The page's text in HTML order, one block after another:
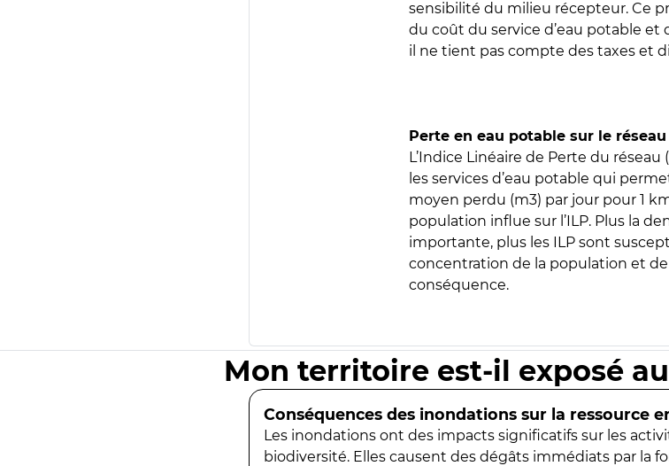
sensibilité du milieu récepteur. Ce
du coût du service d’eau potable et
il ne tient pas compte des taxes et
Perte en eau potable sur le réseau
L’Indice Linéaire de Perte du
les services d’eau potable qui
moyen perdu (m3) par jour pour 1
population influe sur l’ILP. Plus la
importante, plus les ILP sont
concentration de la population et
conséquence.
Mon territoire est-il exposé
Conséquences des inondations sur la ressource
Les inondations ont des impacts significatifs sur les
biodiversité. Elles causent des dégâts immédiats par la